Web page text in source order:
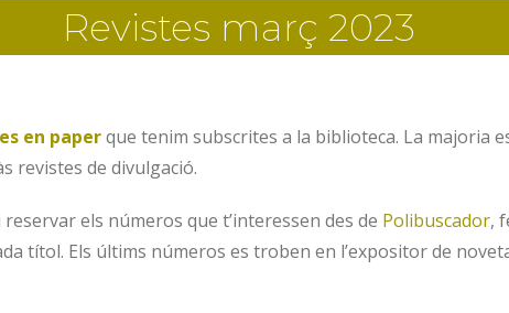
Revistes març 2023
en paperque tenim subscrites a la biblioteca. La majoria
revistes de divulgació.
els números que t’interessen des de Polibuscador,
títol. Els últims números es troben en l’expositor de